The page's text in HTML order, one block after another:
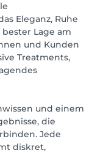
Eleganz, Ruhe
Lage am
und Kunden
Treatments,
und einem
die
Jede
diskret,